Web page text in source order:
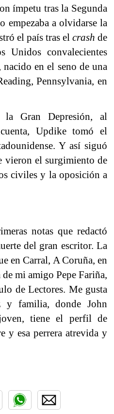
ímpetu tras la Segunda
empezaba a olvidarse la
el país tras el crash de
Unidos convalecientes
en el seno de una
Pennsylvania, en
Gran Depresión, al
Updike tomó el
Y así siguó
vieron el surgimiento de
civiles y la oposición a
notas que redactó
del gran escritor. La
en Carral, A Coruña, en
mi amigo Pepe Fariña,
de Lectores. Me gusta
y familia, donde John
tiene el perfil de
y esa perrera atrevida y